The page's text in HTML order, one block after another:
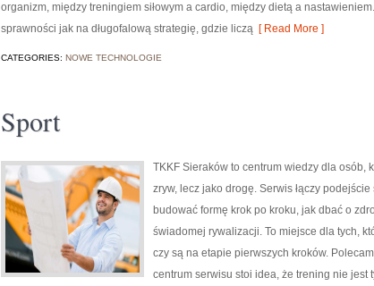
organizm, między treningiem siłowym a cardio, między dietą a
sprawności jak na długofalową strategię, gdzie liczą [ Read More ]
CATEGORIES: NOWE TECHNOLOGIE
Sport
TKKF Sieraków to centrum wiedzy dla osób,
zryw, lecz jako drogę. Serwis łączy
budować formę krok po kroku, jak dbać o
świadomej rywalizacji. To miejsce dla tych,
czy są na etapie pierwszych kroków.
centrum serwisu stoi idea, że trening nie jest